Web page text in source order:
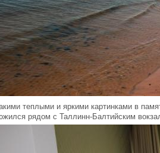
теплыми и яркими картинками в
рядом с Таллинн-Балтийским